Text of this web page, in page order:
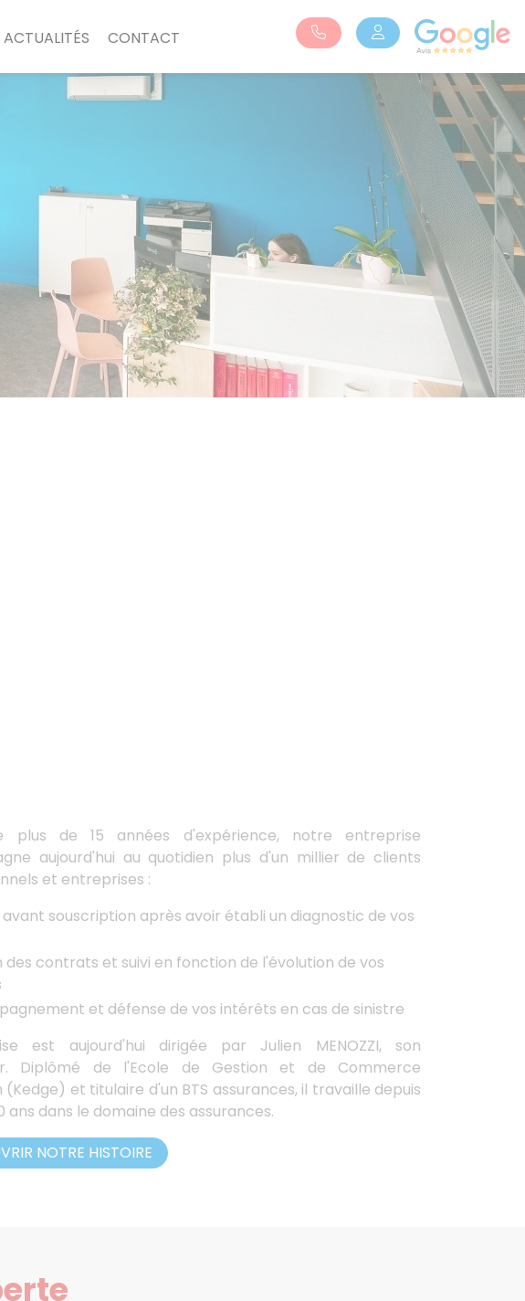
ACTUALITÉS CONTACT
plus de 15 années d'expérience, notre entreprise
aujourd'hui au quotidien plus d'un millier de clients
et entreprises :
avant souscription après avoir établi un diagnostic de vos
des contrats et suivi en fonction de l'évolution de vos
et défense de vos intérêts en cas de sinistre
est aujourd'hui dirigée par Julien MENOZZI, son
Diplômé de l'Ecole de Gestion et de Commerce
(Kedge) et titulaire d'un BTS assurances, il travaille depuis
ans dans le domaine des assurances.
NOTRE HISTOIRE